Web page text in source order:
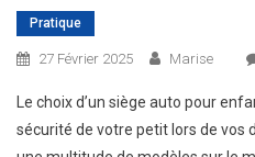
Pratique
27 Février 2025 Marise
Le choix d’un siège auto pour
sécurité de votre petit lors de vos